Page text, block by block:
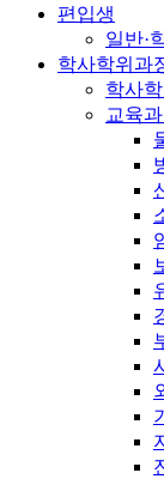
편입생
일반·
학사학위과
학사
교육